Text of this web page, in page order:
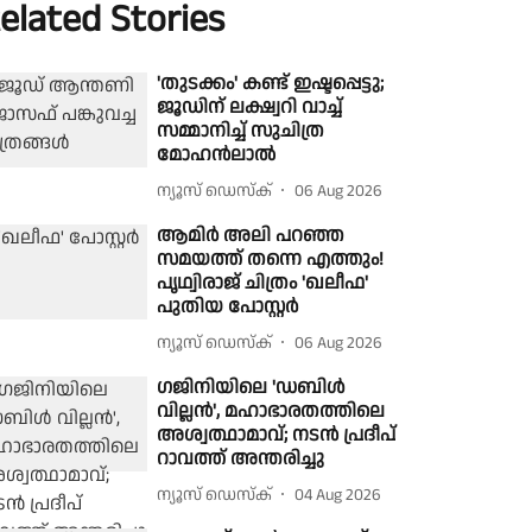
Stories
'തുടക്കം' കണ്ട് ഇഷ്ടപ്പെട്ടു;
ജൂഡിന് ലക്ഷ്വറി വാച്ച്
സമ്മാനിച്ച് സുചിത്ര
മോഹൻലാൽ
ന്യൂസ് ഡെസ്ക് 06 Aug 2026
ആമിർ അലി പറഞ്ഞ
സമയത്ത് തന്നെ എത്തും!
പൃഥ്വിരാജ് ചിത്രം 'ഖലീഫ'
പുതിയ പോസ്റ്റർ
ന്യൂസ് ഡെസ്ക് 06 Aug 2026
ഗജിനിയിലെ 'ഡബിള്‍
വില്ലന്‍', മഹാഭാരതത്തിലെ
അശ്വത്ഥാമാവ്; നടന്‍ പ്രദീപ്
റാവത്ത് അന്തരിച്ചു
ന്യൂസ് ഡെസ്ക് 04 Aug 2026